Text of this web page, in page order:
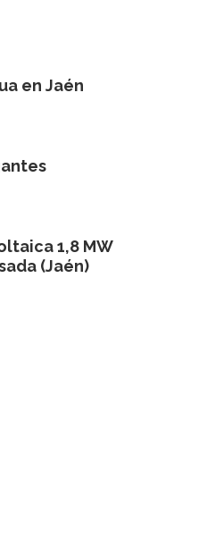
en Jaén
1,8 MW
(Jaén)